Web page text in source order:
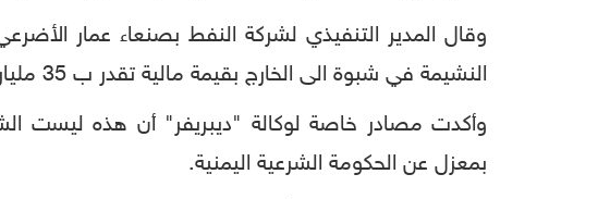
النشيمة في شبوة الى الخارج بقيمة مالية تقدر ب 35 مليار ريال يمني ما يوازي 50 مليون دولار”.
وأكدت مصادر خاصة لوكالة "ديبريفر" أن هذه ليست
بمعزل عن الحكومة الشرعية اليمنية.